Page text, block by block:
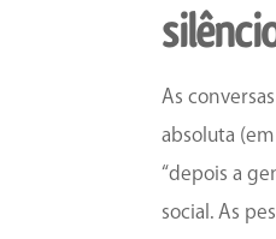
As
absoluta
“depois a
social. As